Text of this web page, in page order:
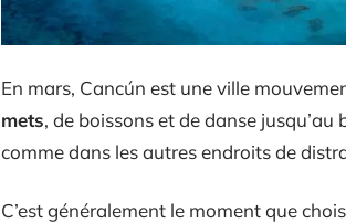
En mars, Cancún est une ville
mets, de boissons et de danse
comme dans les autres endroits de
C’est généralement le moment que